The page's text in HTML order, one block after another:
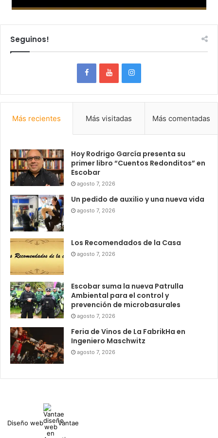
Seguinos!
Más recientes Más visitadas Más comentadas
Hoy Rodrigo García presenta su
primer libro “Cuentos Redonditos” en
Escobar
agosto 7, 2026
Un pedido de auxilio y una nueva vida
agosto 7, 2026
Los Recomendados de la Casa
agosto 7, 2026
Escobar suma la nueva Patrulla
Ambiental para el control y
prevención de microbasurales
agosto 7, 2026
Feria de Vinos de La FabrikHa en
Ingeniero Maschwitz
agosto 7, 2026
Diseño web Vantae